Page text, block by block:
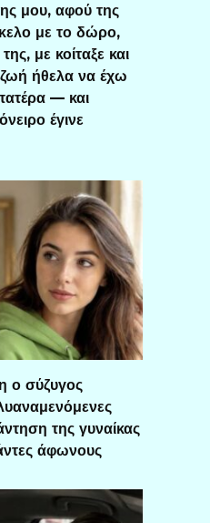
μου, αφού της
με το δώρο,
με κοίταξε και
ήθελα να έχω
— και
έγινε
ο σύζυγος
της γυναίκας
άφωνους